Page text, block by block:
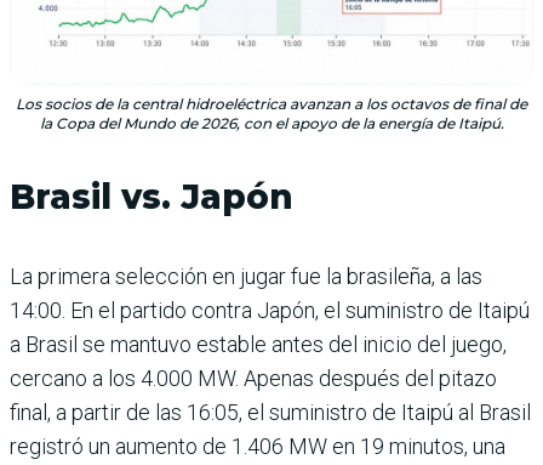
Los socios de la central hidroeléctrica avanzan a los octavos de final de
la Copa del Mundo de 2026, con el apoyo de la energía de Itaipú.
Brasil vs. Japón
La primera selección en jugar fue la brasileña, a las
14:00. En el partido contra Japón, el suministro de Itaipú
a Brasil se mantuvo estable antes del inicio del juego,
cercano a los 4.000 MW. Apenas después del pitazo
final, a partir de las 16:05, el suministro de Itaipú al Brasil
registró un aumento de 1.406 MW en 19 minutos, una